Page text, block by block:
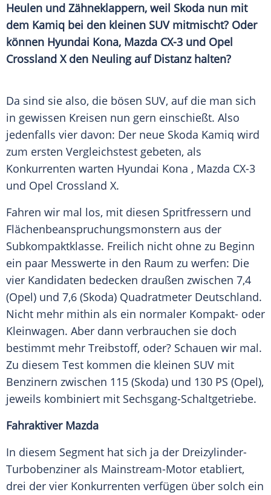
Heulen und Zähneklappern, weil Skoda nun mit
dem Kamiq bei den kleinen SUV mitmischt? Oder
können Hyundai Kona, Mazda CX-3 und Opel
Crossland X den Neuling auf Distanz halten?
Da sind sie also, die bösen SUV, auf die man sich
in gewissen Kreisen nun gern einschießt. Also
jedenfalls vier davon: Der neue Skoda Kamiq wird
zum ersten Vergleichstest gebeten, als
Konkurrenten warten Hyundai Kona , Mazda CX-3
und Opel Crossland X.
Fahren wir mal los, mit diesen Spritfressern und
Flächenbeanspruchungsmonstern aus der
Subkompaktklasse. Freilich nicht ohne zu Beginn
ein paar Messwerte in den Raum zu werfen: Die
vier Kandidaten bedecken draußen zwischen 7,4
(Opel) und 7,6 (Skoda) Quadratmeter Deutschland.
Nicht mehr mithin als ein normaler Kompakt- oder
Kleinwagen. Aber dann verbrauchen sie doch
bestimmt mehr Treibstoff, oder? Schauen wir mal.
Zu diesem Test kommen die kleinen SUV mit
Benzinern zwischen 115 (Skoda) und 130 PS (Opel),
jeweils kombiniert mit Sechsgang-Schaltgetriebe.
Fahraktiver Mazda
In diesem Segment hat sich ja der Dreizylinder-
Turbobenziner als Mainstream-Motor etabliert,
drei der vier Konkurrenten verfügen über solch ein